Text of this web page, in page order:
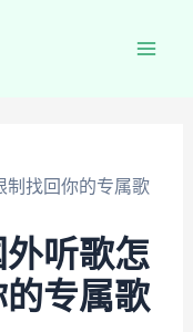
制找回你的专属歌
听歌怎
专属歌